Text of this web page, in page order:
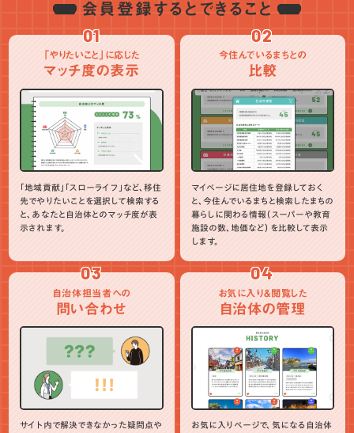
会員登録するとできること
01
「やりたいこと」に応じた
マッチ度の表示
「地域貢献」「スローライフ」など、移住
先でやりたいことを選択して検索する
と、あなたと自治体とのマッチ度が表
示されます。
02
今住んでいるまちとの
比較
マイページに居住地を登録しておく
と、今住んでいるまちと検索したまちの
暮らしに関わる情報（スーパーや教育
施設の数、地価など）を比較して表示
します。
03
自治体担当者への
問い合わせ
サイト内で解決できなかった疑問点や
04
お気に入り＆閲覧した
自治体の管理
お気に入りページで、気になる自治体